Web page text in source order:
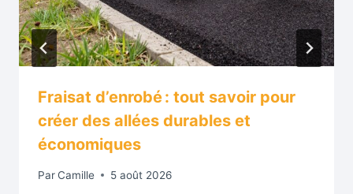
Fraisat d’enrobé : tout savoir pour
créer des allées durables et
économiques
ParCamille 5 août 2026